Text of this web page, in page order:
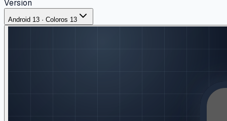
Version
Android 13 · Coloros 13